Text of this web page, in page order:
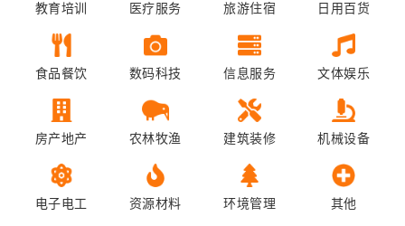
教育培训 医疗服务 旅游住宿 日用百货
食品餐饮 数码科技 信息服务 文体娱乐
房产地产 农林牧渔 建筑装修 机械设备
电子电工 资源材料 环境管理 其他